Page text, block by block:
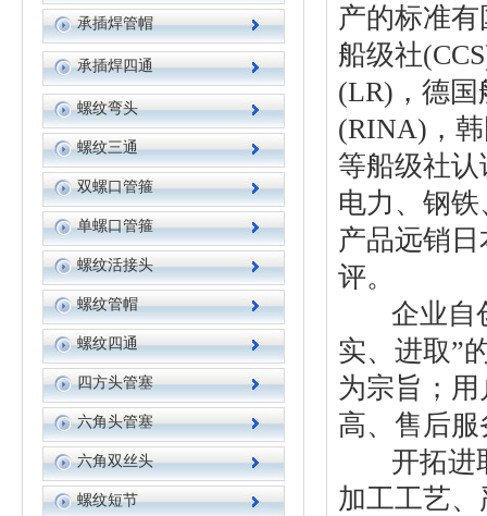
承插焊管帽
承插焊四通
螺纹弯头
螺纹三通
双螺口管箍
单螺口管箍
螺纹活接头
螺纹管帽
螺纹四通
四方头管塞
六角头管塞
六角双丝头
螺纹短节
产的标准
船级社
(LR)，德
(RINA)，
等船级社
电力、钢
产品远销
评。
企业自创
实、进取”
为宗旨；
高、售后
开拓进取
加工工艺